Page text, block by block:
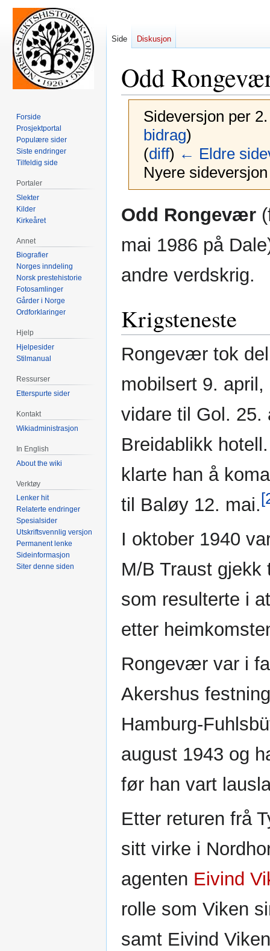
Odd
Sideversjon per
bidrag)
(diff) ← Eldre
Nyere
til
til
Odd Rongevær
mai 1986 på
andre verdskrig.
Krigsteneste
Rongevær tok
mobilsert 9.
vidare til Gol. 25.
Breidablikk
klarte han å
til Baløy 12. mai.
I oktober 1940
M/B Traust gjekk
som resulterte i
etter
Rongevær var i
Akershus
Hamburg-
august 1943 og
før han vart
Etter returen frå
sitt virke i
agenten Eivind
rolle som Viken
samt Eivind
Side Diskusjon
Forside
Prosjektportal
Populære sider
Siste endringer
Tilfeldig side
Portaler
Slekter
Kilder
Kirkeåret
Annet
Biografier
Norges inndeling
Norsk prestehistorie
Fotosamlinger
Gårder i Norge
Ordforklaringer
Hjelp
Hjelpesider
Stilmanual
Ressurser
Etterspurte sider
Kontakt
Wikiadministrasjon
In English
About the wiki
Verktøy
Lenker hit
Relaterte endringer
Spesialsider
Utskriftsvennlig versjon
Permanent lenke
Sideinformasjon
Siter denne siden